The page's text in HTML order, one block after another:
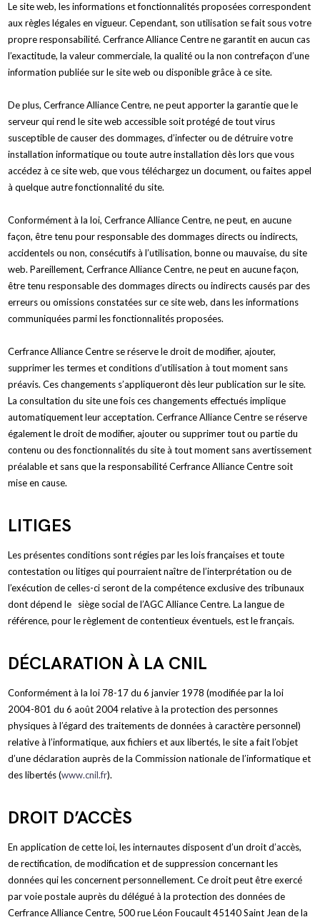
Le site web, les informations et fonctionnalités proposées correspondent
aux règles légales en vigueur. Cependant, son utilisation se fait sous votre
propre responsabilité. Cerfrance Alliance Centre ne garantit en aucun cas
l’exactitude, la valeur commerciale, la qualité ou la non contrefaçon d’une
information publiée sur le site web ou disponible grâce à ce site.
De plus, Cerfrance Alliance Centre, ne peut apporter la garantie que le
serveur qui rend le site web accessible soit protégé de tout virus
susceptible de causer des dommages, d’infecter ou de détruire votre
installation informatique ou toute autre installation dès lors que vous
accédez à ce site web, que vous téléchargez un document, ou faites appel
à quelque autre fonctionnalité du site.
Conformément à la loi, Cerfrance Alliance Centre, ne peut, en aucune
façon, être tenu pour responsable des dommages directs ou indirects,
accidentels ou non, consécutifs à l’utilisation, bonne ou mauvaise, du site
web. Pareillement, Cerfrance Alliance Centre, ne peut en aucune façon,
être tenu responsable des dommages directs ou indirects causés par des
erreurs ou omissions constatées sur ce site web, dans les informations
communiquées parmi les fonctionnalités proposées.
Cerfrance Alliance Centre se réserve le droit de modifier, ajouter,
supprimer les termes et conditions d’utilisation à tout moment sans
préavis. Ces changements s’appliqueront dès leur publication sur le site.
La consultation du site une fois ces changements effectués implique
automatiquement leur acceptation. Cerfrance Alliance Centre se réserve
également le droit de modifier, ajouter ou supprimer tout ou partie du
contenu ou des fonctionnalités du site à tout moment sans avertissement
préalable et sans que la responsabilité Cerfrance Alliance Centre soit
mise en cause.
LITIGES
Les présentes conditions sont régies par les lois françaises et toute
contestation ou litiges qui pourraient naître de l’interprétation ou de
l’exécution de celles-ci seront de la compétence exclusive des tribunaux
dont dépend le
siège social de l’AGC Alliance Centre. La langue de
référence, pour le règlement de contentieux éventuels, est le français.
DÉCLARATION À LA CNIL
Conformément à la loi 78-17 du 6 janvier 1978 (modifiée par la loi
2004-801 du 6 août 2004 relative à la protection des personnes
physiques à l’égard des traitements de données à caractère personnel)
relative à l’informatique, aux fichiers et aux libertés, le site a fait l’objet
d’une déclaration auprès de la Commission nationale de l’informatique et
des libertés (www.cnil.fr).
DROIT D’ACCÈS
En application de cette loi, les internautes disposent d’un droit d’accès,
de rectification, de modification et de suppression concernant les
données qui les concernent personnellement. Ce droit peut être exercé
par voie postale auprès du délégué à la protection des données de
Cerfrance Alliance Centre, 500 rue Léon Foucault 45140 Saint Jean de la